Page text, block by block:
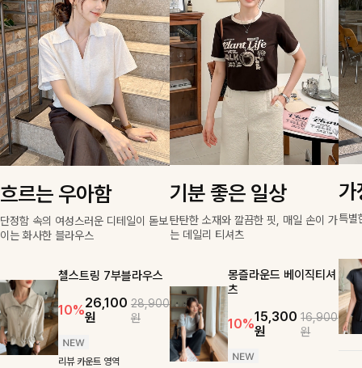
흐르는 우아함
단정함 속의 여성스러운 디테일이 돋보
이는 화사한 블라우스
첼스트링 7부블라우스
10%26,100
원
28,900
원
리뷰 카운트 영역
기분 좋은 일상
탄탄한 소재와 깔끔한 핏, 매일 손이 가
는 데일리 티셔츠
몽즐라운드 베이직티셔
츠
10%15,300
원
16,900
원
가
특별